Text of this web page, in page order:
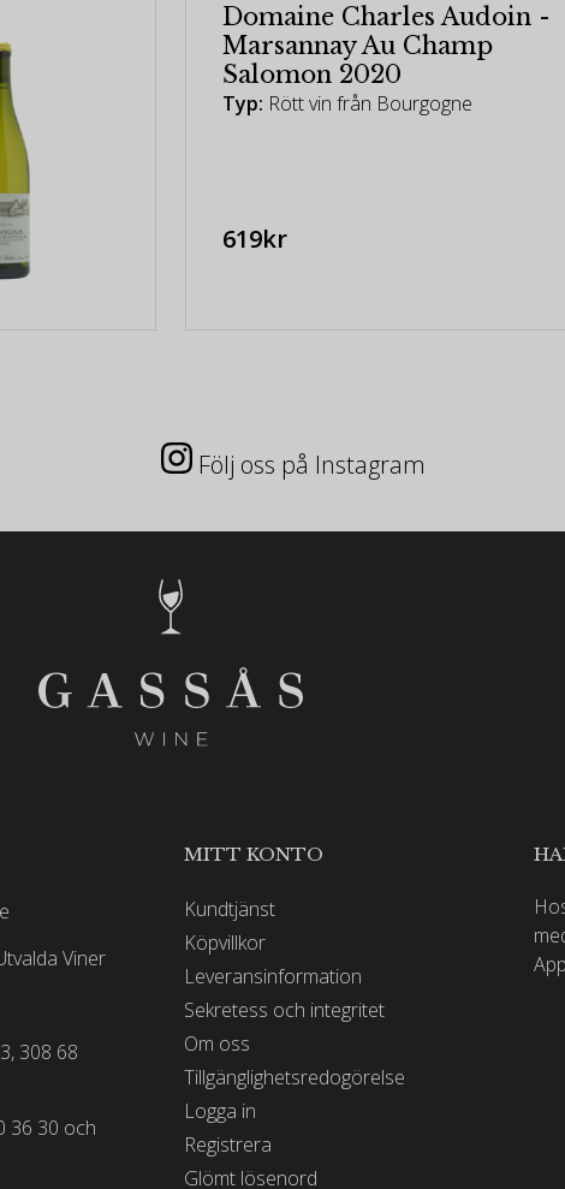
Domaine Charles Audoin -
Marsannay Au Champ
Salomon 2020
Typ: Rött vin från Bourgogne
619kr
Följ oss på Instagram
Viner
308 68
36 30 och
MITT KONTO
Kundtjänst
Köpvillkor
Leveransinformation
Sekretess och integritet
Om oss
Tillgänglighetsredogörelse
Logga in
Registrera
Glömt lösenord